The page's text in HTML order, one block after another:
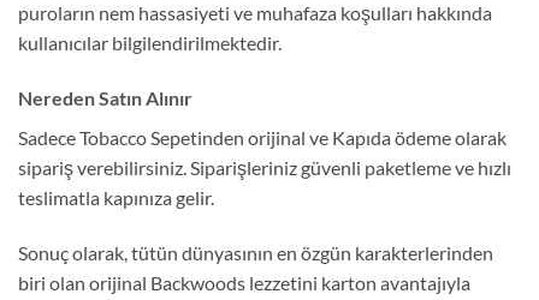
puroların nem hassasiyeti ve muhafaza koşulları hakkında
kullanıcılar bilgilendirilmektedir.
Nereden Satın Alınır
Sadece Tobacco Sepetinden orijinal ve Kapıda ödeme olarak
sipariş verebilirsiniz. Siparişleriniz güvenli paketleme ve hızlı
teslimatla kapınıza gelir.
Sonuç olarak, tütün dünyasının en özgün karakterlerinden
biri olan orijinal Backwoods lezzetini karton avantajıyla